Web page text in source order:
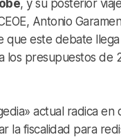
, y su posterior
Antonio
que este debate
los presupuestos de
actual radica
la fiscalidad para